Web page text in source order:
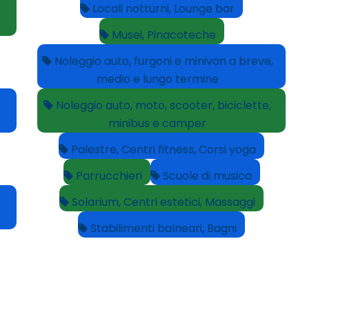
Locali notturni, Lounge bar
Musei, Pinacoteche
Noleggio auto, furgoni e minivan a breve,
medio e lungo termine
Noleggio auto, moto, scooter, biciclette,
minibus e camper
Palestre, Centri fitness, Corsi yoga
Parrucchieri
Scuole di musica
Solarium, Centri estetici, Massaggi
Stabilimenti balneari, Bagni